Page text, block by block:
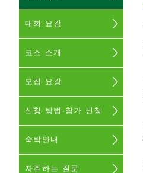
대회 요강
코스 소개
모집 요강
신청 방법·참가 신청
숙박안내
자주하는 질문